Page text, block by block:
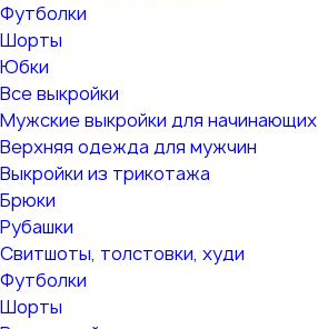
Футболки
Шорты
Юбки
Все выкройки
Мужские выкройки для начинающих
Верхняя одежда для мужчин
Выкройки из трикотажа
Брюки
Рубашки
Свитшоты, толстовки, худи
Футболки
Шорты